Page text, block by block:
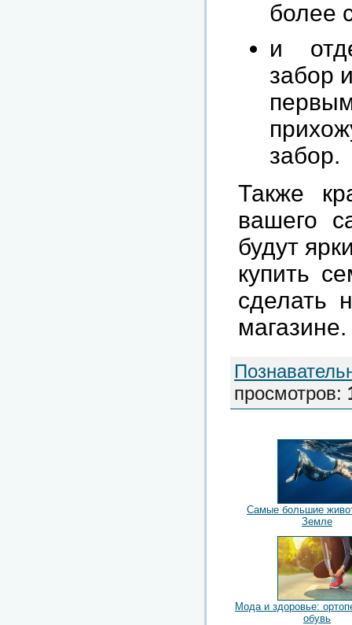
более
и
забор
забор.
Также
вашего
будут
купить
сделать
магазине.
просмотров:
Самые большие
Земле
Мода и здоровье:
обувь